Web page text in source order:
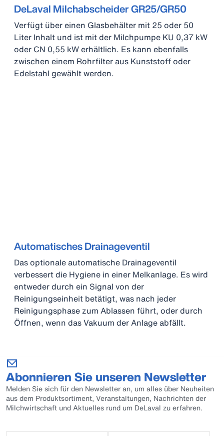
DeLaval Milchabscheider GR25/GR50
Verfügt über einen Glasbehälter mit 25 oder 50
Liter Inhalt und ist mit der Milchpumpe KU 0,37 kW
oder CN 0,55 kW erhältlich. Es kann ebenfalls
zwischen einem Rohrfilter aus Kunststoff oder
Edelstahl gewählt werden.
Automatisches Drainageventil
Das optionale automatische Drainageventil
verbessert die Hygiene in einer Melkanlage. Es wird
entweder durch ein Signal von der
Reinigungseinheit betätigt, was nach jeder
Reinigungsphase zum Ablassen führt, oder durch
Öffnen, wenn das Vakuum der Anlage abfällt.
Abonnieren Sie unseren Newsletter
Melden Sie sich für den Newsletter an, um alles über Neuheiten
aus dem Produktsortiment, Veranstaltungen, Nachrichten der
Milchwirtschaft und Aktuelles rund um DeLaval zu erfahren.